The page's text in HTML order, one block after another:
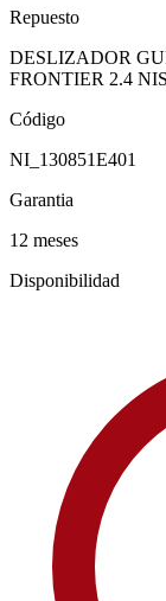
Repuesto
DESLIZADOR
FRONTIER 2.4
Código
NI_130851E401
Garantia
12 meses
Disponibilidad